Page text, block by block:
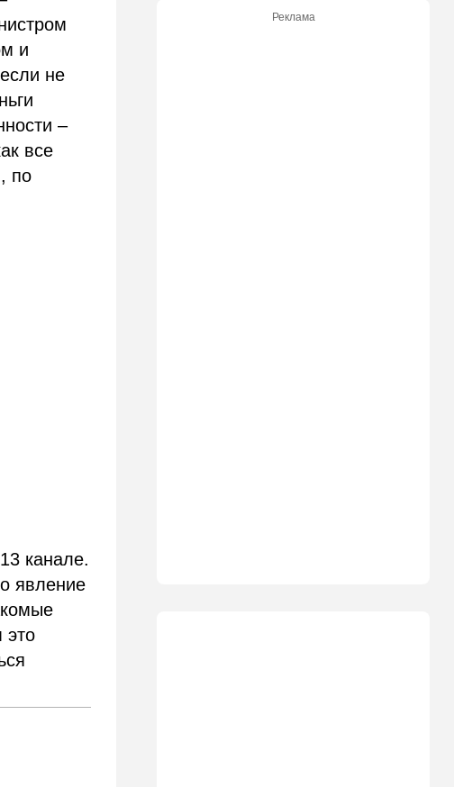
и
не
–
все
по
канале.
явление
это
Реклама